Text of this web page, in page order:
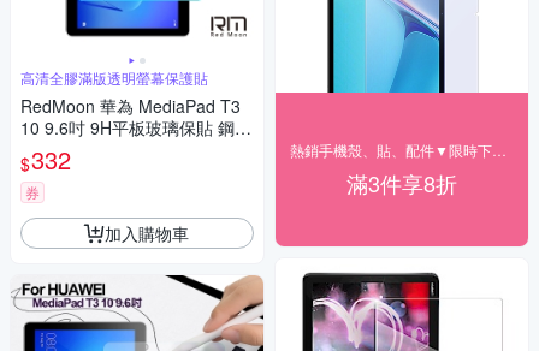
高清全膠滿版透明螢幕保護貼
RedMoon 華為 MediaPad T3
10 9.6吋 9H平板玻璃保貼 鋼化
保貼
$332
券
加入購物車
滿3件享8折